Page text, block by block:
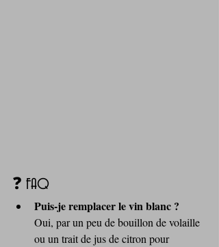
❓ FAQ
Puis‑je remplacer le vin blanc ?
Oui, par un peu de bouillon de volaille
ou un trait de jus de citron pour